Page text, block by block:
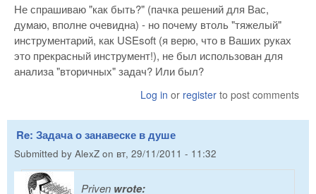
Не спрашиваю "как быть?" (пачка решений для Вас,
думаю, вполне очевидна) - но почему втоль "тяжелый"
инструментарий, как USEsoft (я верю, что в Ваших руках
это прекрасный инструмент!), не был использован для
анализа "вторичных" задач? Или был?
Log in or register to post comments
Re: Задача о занавеске в душе
Submitted by AlexZ on вт, 29/11/2011 - 11:32
Priven wrote: